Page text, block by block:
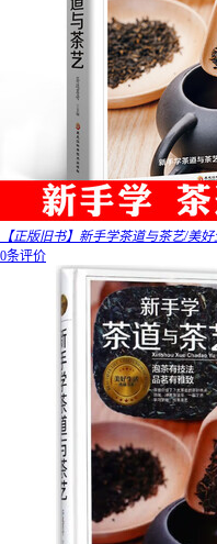
【正版旧书】新手学茶道与茶艺/美
0条评价